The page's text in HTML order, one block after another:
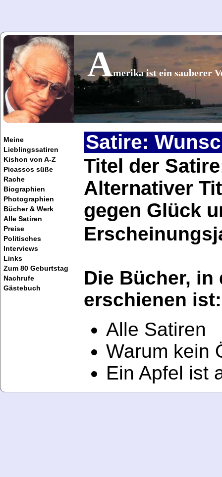
Amerika ist ein sauberer
Meine
Lieblingssatiren
Kishon von A-Z
Picassos süße
Rache
Biographien
Photographien
Bücher & Werk
Alle Satiren
Preise
Politisches
Interviews
Links
Zum 80 Geburtstag
Nachrufe
Gästebuch
Satire:
Titel der
Alternativer
gegen Glück
Die Bücher, in
erschienen ist:
Alle Satiren
Warum kein
Ein Apfel ist